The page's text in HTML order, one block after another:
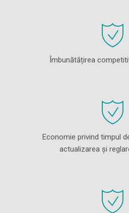
Îmbunătățirea
Economie privind timpul
actualizarea și